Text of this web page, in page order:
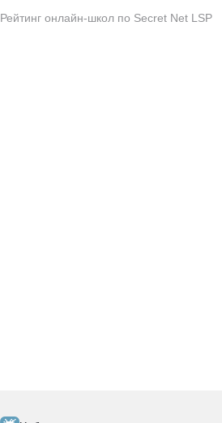
Рейтинг онлайн-школ по Secret Net LSP